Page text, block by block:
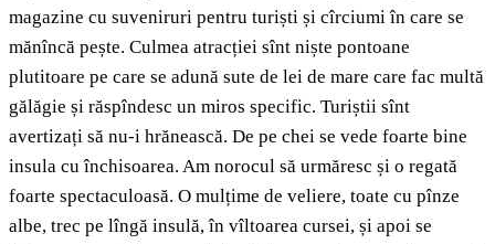
magazine cu suveniruri pentru turiști și cîrciumi în care se
mănîncă pește. Culmea atracției sînt niște pontoane
plutitoare pe care se adună sute de lei de mare care fac multă
gălăgie și răspîndesc un miros specific. Turiștii sînt
avertizați să nu-i hrănească. De pe chei se vede foarte bine
insula cu închisoarea. Am norocul să urmăresc și o regată
foarte spectaculoasă. O mulțime de veliere, toate cu pînze
albe, trec pe lîngă insulă, în vîltoarea cursei, și apoi se